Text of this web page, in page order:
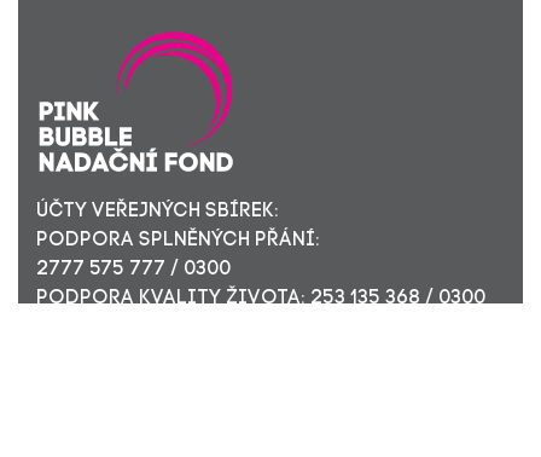
ÚČTY VEŘEJNÝCH SBÍREK:
PODPORA SPLNĚNÝCH PŘÁNÍ:
2777 575 777 / 0300
PODPORA KVALITY ŽIVOTA: 253 135 368 / 0300